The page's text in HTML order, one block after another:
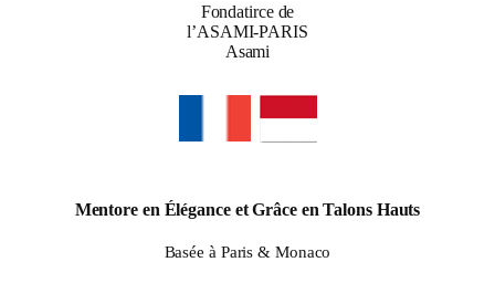
Fondatirce de
l’ASAMI-PARIS
Asami
Mentore en Élégance et Grâce en Talons Hauts
Basée à Paris & Monaco